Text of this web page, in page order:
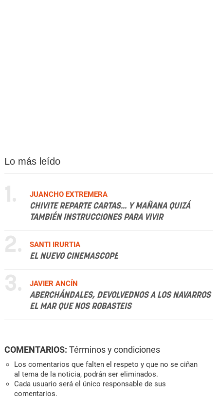
Lo más leído
1.
JUANCHO EXTREMERA
CHIVITE REPARTE CARTAS... Y MAÑANA QUIZÁ
TAMBIÉN INSTRUCCIONES PARA VIVIR
2.
SANTI IRURTIA
EL NUEVO CINEMASCOPE
3.
JAVIER ANCÍN
ABERCHÁNDALES, DEVOLVEDNOS A LOS NAVARROS
EL MAR QUE NOS ROBASTEIS
COMENTARIOS: Términos y condiciones
Los comentarios que falten el respeto y que no se ciñan
al tema de la noticia, podrán ser eliminados.
Cada usuario será el único responsable de sus
comentarios.